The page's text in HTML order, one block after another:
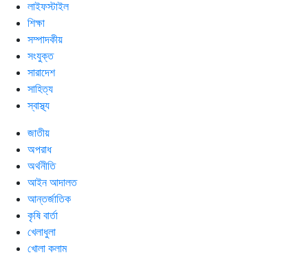
লাইফস্টাইল
শিক্ষা
সম্পাদকীয়
সংযুক্ত
সারাদেশ
সাহিত্য
স্বাস্থ্য
জাতীয়
অপরাধ
অর্থনীতি
আইন আদালত
আন্তর্জাতিক
কৃষি বার্তা
খেলাধুলা
খোলা কলাম